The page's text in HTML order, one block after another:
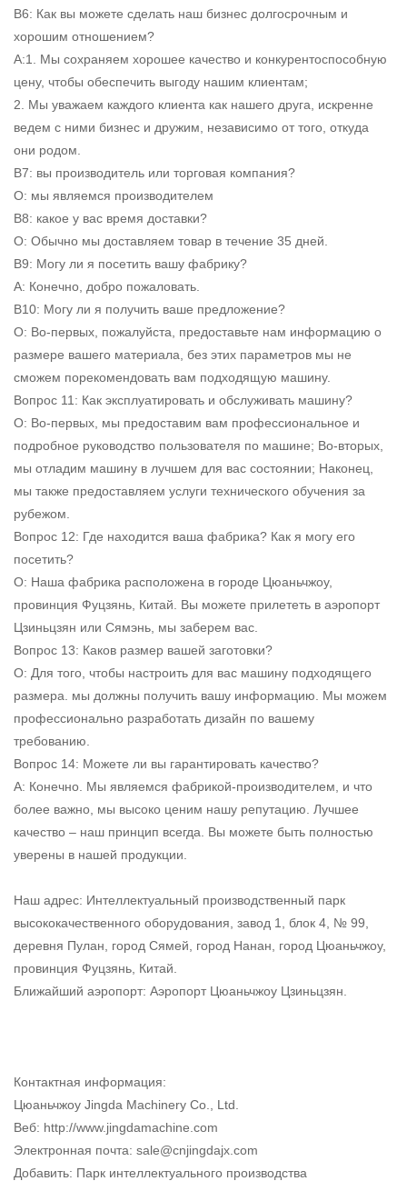
В6: Как вы можете сделать наш бизнес долгосрочным и
хорошим отношением?
А:1. Мы сохраняем хорошее качество и конкурентоспособную
цену, чтобы обеспечить выгоду нашим клиентам;
2. Мы уважаем каждого клиента как нашего друга, искренне
ведем с ними бизнес и дружим, независимо от того, откуда
они родом.
В7: вы производитель или торговая компания?
О: мы являемся производителем
В8: какое у вас время доставки?
О: Обычно мы доставляем товар в течение 35 дней.
В9: Могу ли я посетить вашу фабрику?
А: Конечно, добро пожаловать.
В10: Могу ли я получить ваше предложение?
О: Во-первых, пожалуйста, предоставьте нам информацию о
размере вашего материала, без этих параметров мы не
сможем порекомендовать вам подходящую машину.
Вопрос 11: Как эксплуатировать и обслуживать машину?
О: Во-первых, мы предоставим вам профессиональное и
подробное руководство пользователя по машине; Во-вторых,
мы отладим машину в лучшем для вас состоянии; Наконец,
мы также предоставляем услуги технического обучения за
рубежом.
Вопрос 12: Где находится ваша фабрика? Как я могу его
посетить?
О: Наша фабрика расположена в городе Цюаньчжоу,
провинция Фуцзянь, Китай. Вы можете прилететь в аэропорт
Цзиньцзян или Сямэнь, мы заберем вас.
Вопрос 13: Каков размер вашей заготовки?
О: Для того, чтобы настроить для вас машину подходящего
размера. мы должны получить вашу информацию. Мы можем
профессионально разработать дизайн по вашему
требованию.
Вопрос 14: Можете ли вы гарантировать качество?
А: Конечно. Мы являемся фабрикой-производителем, и что
более важно, мы высоко ценим нашу репутацию. Лучшее
качество – наш принцип всегда. Вы можете быть полностью
уверены в нашей продукции.
Наш адрес: Интеллектуальный производственный парк
высококачественного оборудования, завод 1, блок 4, № 99,
деревня Пулан, город Сямей, город Нанан, город Цюаньчжоу,
провинция Фуцзянь, Китай.
Ближайший аэропорт: Аэропорт Цюаньчжоу Цзиньцзян.
Контактная информация:
Цюаньчжоу Jingda Machinery Co., Ltd.
Веб: http://www.jingdamachine.com
Электронная почта: sale@cnjingdajx.com
Добавить: Парк интеллектуального производства